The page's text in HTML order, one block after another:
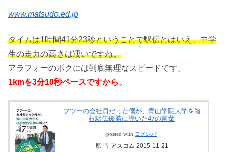
www.matsudo.ed.jp
タイムは1時間41分23秒ということで駅伝とはいえ、中学
生の走力の高さは凄いですね。
アラフォーのボクには到底無理なスピードです。
1kmを3分10秒ペースですから。
フツーの会社員だった僕が、青山学院大学を箱
根駅伝優勝に導いた47の言葉
posted with ヨメレバ
原 晋 アスコム 2015-11-21